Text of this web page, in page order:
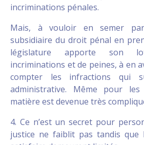
incriminations pénales.
Mais, à vouloir en semer
subsidiaire du droit pénal en
législature apporte son
incriminations et de peines, à en
compter les infractions qui
administrative. Même pour les
matière est devenue très
4. Ce n’est un secret pour
justice ne faiblit pas tandis que